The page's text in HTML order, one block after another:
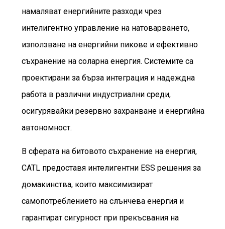
намаляват енергийните разходи чрез
интелигентно управление на натоварването,
използване на енергийни пикове и ефективно
съхранение на соларна енергия. Системите са
проектирани за бърза интеграция и надеждна
работа в различни индустриални среди,
осигурявайки резервно захранване и енергийна
автономност.
В сферата на битовото съхранение на енергия,
CATL предоставя интелигентни ESS решения за
домакинства, които максимизират
самопотреблението на слънчева енергия и
гарантират сигурност при прекъсвания на